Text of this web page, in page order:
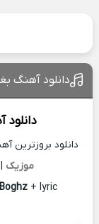
دانلود آهنگ
دانلود بروزترین
موزیک
Boghz + lyric